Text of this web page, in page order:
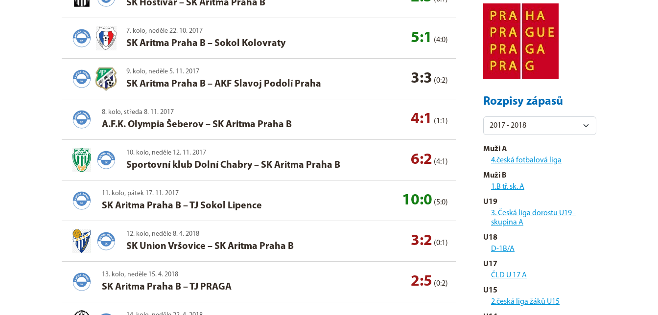
SK Hostivař – SK Aritma Praha B
7. kolo, neděle 22. 10. 2017
SK Aritma Praha B – Sokol Kolovraty 5:1 (4:0)
9. kolo, neděle 5. 11. 2017
SK Aritma Praha B – AKF Slavoj Podolí Praha 3:3 (0:2)
8. kolo, středa 8. 11. 2017
A.F.K. Olympia Šeberov – SK Aritma Praha B 4:1 (1:1)
10. kolo, neděle 12. 11. 2017
Sportovní klub Dolní Chabry– SK Aritma Praha B 6:2 (4:1)
11. kolo, pátek 17. 11. 2017
SK Aritma Praha B –TJ Sokol Lipence 10:0 (5:0)
12. kolo, neděle 8. 4. 2018
SK Union Vršovice – SK Aritma Praha B 3:2 (0:1)
13. kolo, neděle 15. 4. 2018
SK Aritma Praha B –TJ PRAGA 2:5 (0:2)
Rozpisy zápasů
Muži A
4.česká fotbalová liga
Muži B
1.B tř. sk. A
U19
3. Česká liga dorostu U19 -
skupina A
U18
D-1B/A
U17
ČLD U 17 A
U15
2.česká liga žáků U15